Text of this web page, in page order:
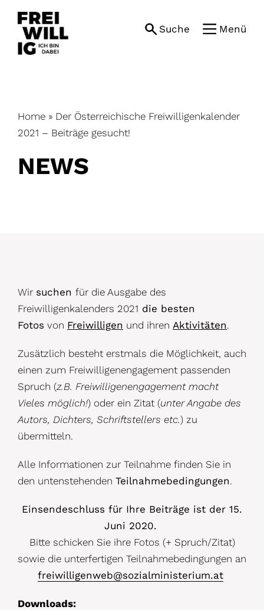
content
Suche Menü
Home » Der Österreichische Freiwilligenkalender
2021 – Beiträge gesucht!
NEWS
Wir suchen für die Ausgabe des
Freiwilligenkalenders 2021 die besten
Fotos von Freiwilligen und ihren Aktivitäten.
Zusätzlich besteht erstmals die Möglichkeit, auch
einen zum Freiwilligenengagement passenden
Spruch (z.B. Freiwilligenengagement macht
Vieles möglich!) oder ein Zitat (unter Angabe des
Autors, Dichters, Schriftstellers etc.) zu
übermitteln.
Alle Informationen zur Teilnahme finden Sie in
den untenstehenden Teilnahmebedingungen.
Einsendeschluss für Ihre Beiträge ist der 15.
Juni 2020.
Bitte schicken Sie ihre Fotos (+ Spruch/Zitat)
sowie die unterfertigen Teilnahmebedingungen an
freiwilligenweb@sozialministerium.at
Downloads: